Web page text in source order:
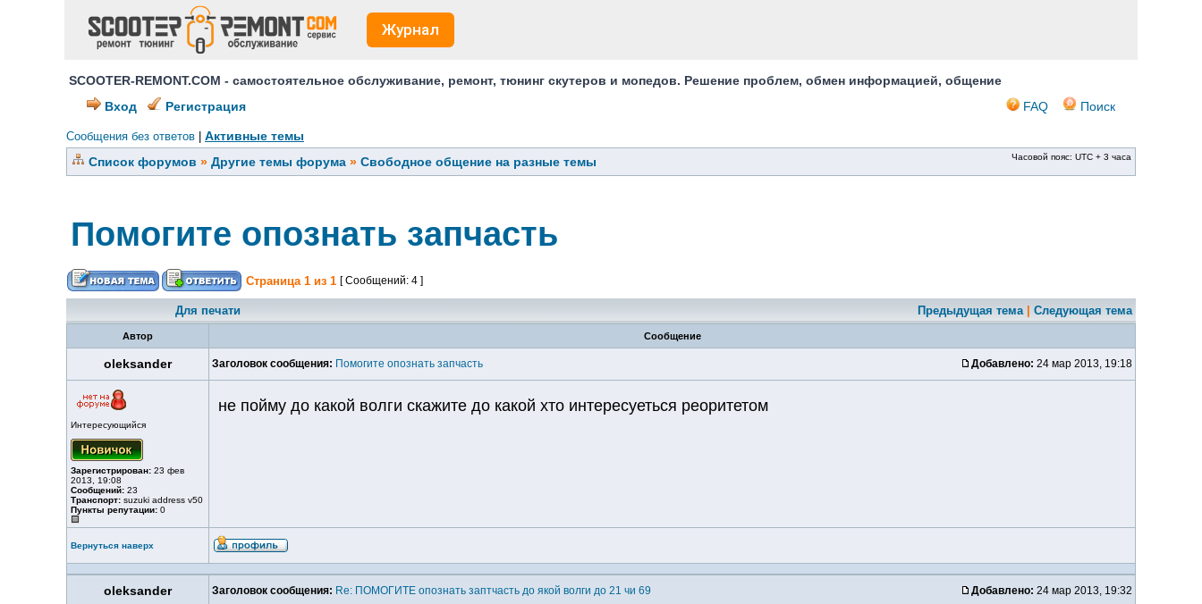
Журнал
SCOOTER-REMONT.COM - самостоятельное обслуживание, ремонт, тюнинг скутеров и мопедов. Решение проблем, обмен информацией, общение
Вход
Регистрация FAQ Поиск
Сообщения без ответов
Активные темы
Список форумов » Другие темы форума » Свободное общение на разные темы Часовой пояс: UTC + 3 часа
Помогите опознать запчасть
Страница 1 из 1 [ Сообщений: 4 ]
Для печати Предыдущая тема| Следующая тема
Автор Сообщение
oleksander Заголовок сообщения: Помогите опознать запчасть Добавлено: 24 мар 2013, 19:18
Интересующийся
Зарегистрирован: 23 фев
2013, 19:08
Сообщений: 23
Транспорт: suzuki address v50
Пункты репутации: 0
не пойму до какой волги скажите до какой хто интересуеться реоритетом
Вернуться наверх
oleksander Заголовок сообщения: Re: ПОМОГИТЕ опознать заптчасть до якой волги до 21 чи 69 Добавлено: 24 мар 2013, 19:32